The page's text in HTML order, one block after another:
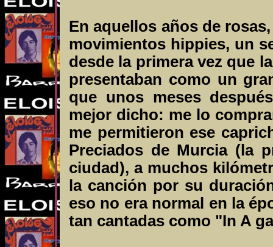
En aquellos años de
movimientos hippies, un
desde la primera vez que
presentaban como un
que unos meses
mejor dicho: me lo
me permitieron ese
Preciados de Murcia (la
ciudad), a muchos
la canción por su
eso no era normal en la
tan cantadas como "In A